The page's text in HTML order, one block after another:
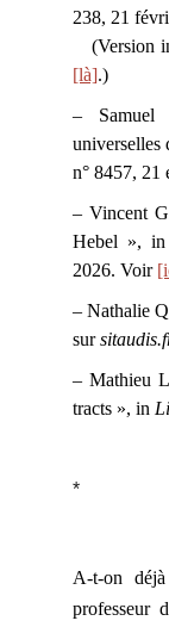
238, 21
(Version
[là].)
– Samuel
universelles
n° 8457, 21
– Vincent
Hebel », in
2026. Voir
– Nathalie
sur
– Mathieu
tracts », in
*
A-t-on
professeur